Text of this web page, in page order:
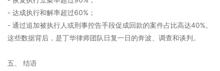
- 达成执行和解率超过60%；
- 通过追加被执行人或刑事控告手段促成回款的案件占比高达40%。
这些数据背后，是丁华律师团队日复一日的奔波、调查和谈判。
五、 结语